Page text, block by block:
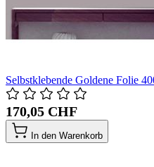
Selbstklebende Goldene Folie
170,05 CHF
In den Warenkorb